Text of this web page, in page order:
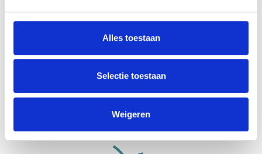
Alles toestaan
Selectie toestaan
Weigeren
VisitZeeuwsVlaanderen.nl ist eine Initiative der
organisation für regionale Werbung und
Gastfreundschaft in der Gemeinde Sluis.